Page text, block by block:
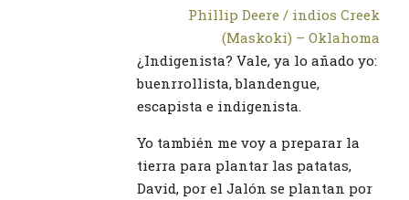
Phillip Deere / indios Creek
(Maskoki) – Oklahoma
¿Indigenista? Vale, ya lo añado yo:
buenrrollista, blandengue,
escapista e indigenista.
Yo también me voy a preparar la
tierra para plantar las patatas,
David, por el Jalón se plantan por